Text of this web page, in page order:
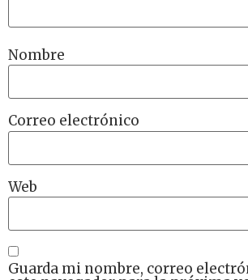
Nombre
Correo electrónico
Web
Guarda mi nombre, correo